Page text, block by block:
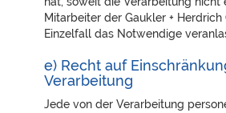
Mitarbeiter der Gaukler +
Einzelfall das Notwendige
e) Recht auf
Verarbeitung
Jede von der Verarbeitung